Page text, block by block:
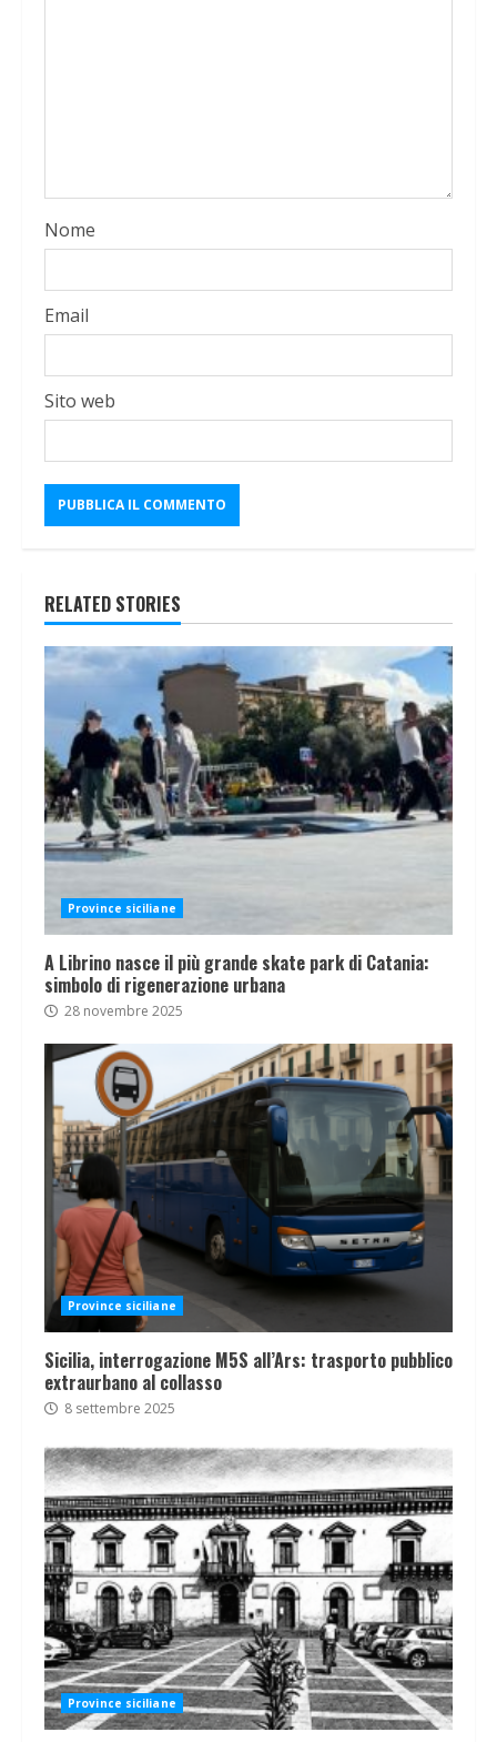
Nome
Email
Sito web
RELATED STORIES
Province siciliane
A Librino nasce il più grande skate park di Catania:
simbolo di rigenerazione urbana
28 novembre 2025
Province siciliane
Sicilia, interrogazione M5S all’Ars: trasporto pubblico
extraurbano al collasso
8 settembre 2025
Province siciliane